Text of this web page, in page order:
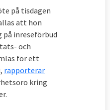
asylansökningar
med tio procent.
länder anmäler
ska
ett
ska
att ta emot
på tisdagen
att hon
inreseförbud
och
för ett
rapporterar
kring